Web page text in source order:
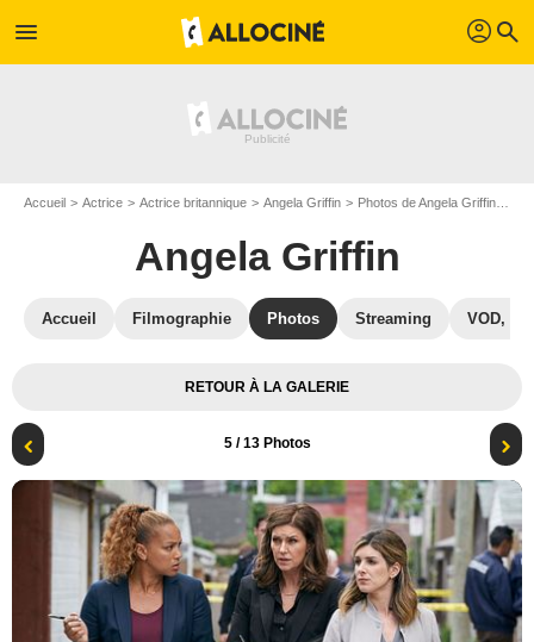
menu profil search
Accueil Actrice Actrice britannique Angela Griffin Photos de Angela Griffin
Angela Griffin
Accueil Filmographie Photos Streaming VOD,
RETOUR À LA GALERIE
5/ 13 Photos